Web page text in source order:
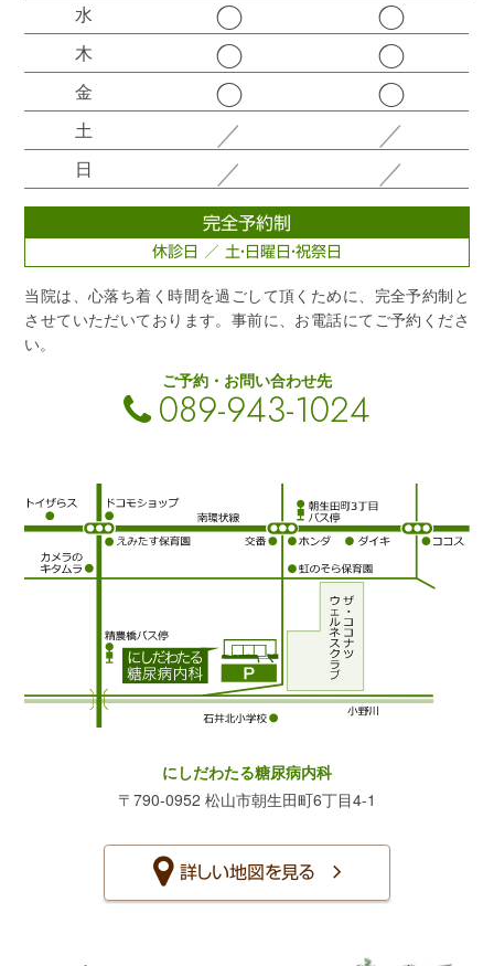
水 ◯ ◯
木 ◯ ◯
金 ◯ ◯
土 ／ ／
日 ／ ／
完全予約制
休診日 ／ 土・日曜日・祝祭日
当院は、心落ち着く時間を過ごして頂くために、完全予約制と
させていただいております。事前に、お電話にてご予約くださ
い。
ご予約・お問い合わせ先
089-943-1024
にしだわたる糖尿病内科
〒790-0952 松山市朝生田町6丁目4-1
詳しい地図を見る